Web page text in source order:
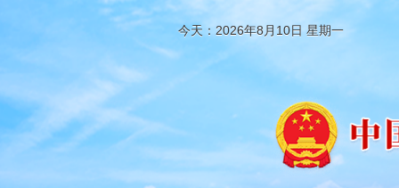
今天：2026年8月10日 星期一